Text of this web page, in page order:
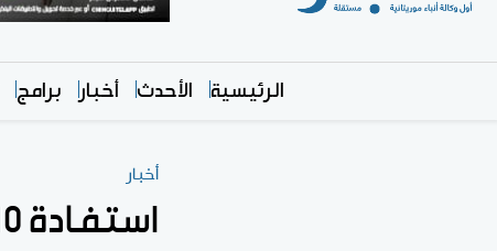
الرئيسية الأحدث أخبار برامج
أخبار